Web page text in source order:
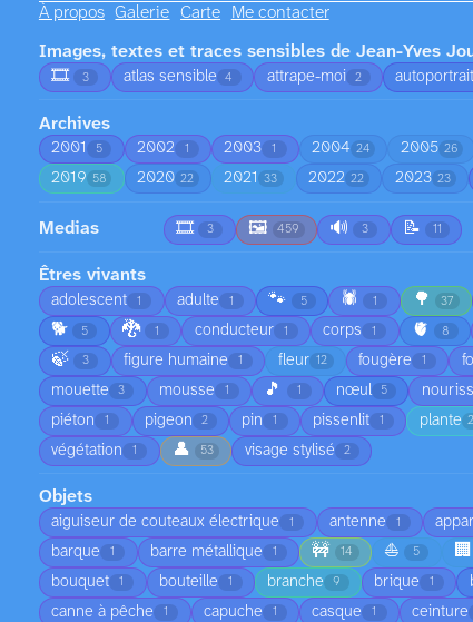
À propos Galerie Carte Me contacter
Images, textes et traces sensibles de Jean-Yves
🎞️
3 atlas sensible 4 attrape-moi 2
Archives
2001 5 2002 1 2003 1 2004 24 2005 26
2019 58 2020 22 2021 33 2022 22 2023 23
Medias 🎞️ 3 🖼️ 459 🔊 3 📝 11
Êtres vivants
adolescent 1 adulte 1 🐾 5 🕷️ 1 🌳 37
🐕 5 🐉 1 conducteur 1 corps 1 🫀 8
🍃 3 figure humaine 1 fleur 12 fougère 1
mouette 3 mousse 1 🎵 1 nœul 5
piéton 1 pigeon 2 pin 1 pissenlit 1 plante
végétation 1 👤 53 visage stylisé 2
Objets
aiguiseur de couteaux électrique 1 antenne 1
barque 1 barre métallique 1 🚧 14 ⛵ 5 🏢
bouquet 1 bouteille 1 branche 9 brique 1
canne à pêche 1 capuche 1 casque 1 ceinture